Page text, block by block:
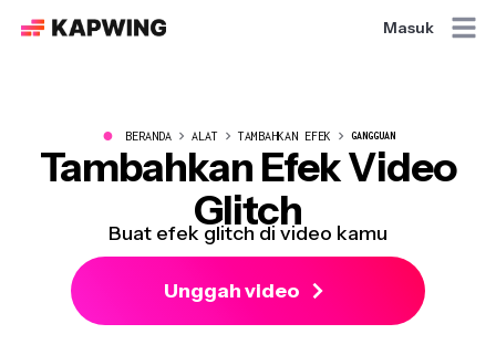
Masuk
● BERANDA ALAT TAMBAHKAN EFEK GANGGUAN
Tambahkan Efek Video
Glitch
Buat efek glitch di video kamu
Unggah video